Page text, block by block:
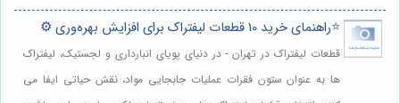
⭐️راهنمای خرید 10 قطعات لیفتراک برای افزایش بهره‌وری ⚙️
قطعات لیفتراک در تهران - در دنیای پویای انبارداری و لجستیک، لیفتراک
ها به عنوان ستون فقرات عملیات جابجایی مواد، نقش حیاتی ایفا می